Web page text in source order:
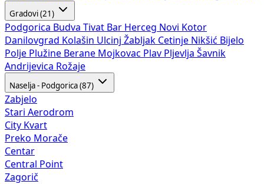
Gradovi (21)
Podgorica Budva Tivat Bar Herceg Novi Kotor
Danilovgrad Kolašin Ulcinj Žabljak Cetinje Nikšić Bijelo
Polje Plužine Berane Mojkovac Plav Pljevlja Šavnik
Andrijevica Rožaje
Naselja - Podgorica (87)
Zabjelo
Stari Aerodrom
City Kvart
Preko Morače
Centar
Central Point
Zagorič